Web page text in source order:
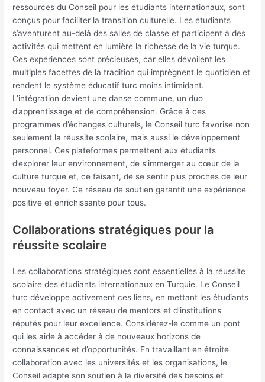
ressources du Conseil pour les étudiants internationaux, sont
conçus pour faciliter la transition culturelle. Les étudiants
s’aventurent au-delà des salles de classe et participent à des
activités qui mettent en lumière la richesse de la vie turque.
Ces expériences sont précieuses, car elles dévoilent les
multiples facettes de la tradition qui imprègnent le quotidien et
rendent le système éducatif turc moins intimidant.
L’intégration devient une danse commune, un duo
d’apprentissage et de compréhension. Grâce à ces
programmes d’échanges culturels, le Conseil turc favorise non
seulement la réussite scolaire, mais aussi le développement
personnel. Ces plateformes permettent aux étudiants
d’explorer leur environnement, de s’immerger au cœur de la
culture turque et, ce faisant, de se sentir plus proches de leur
nouveau foyer. Ce réseau de soutien garantit une expérience
positive et enrichissante pour tous.
Collaborations stratégiques pour la
réussite scolaire
Les collaborations stratégiques sont essentielles à la réussite
scolaire des étudiants internationaux en Turquie. Le Conseil
turc développe activement ces liens, en mettant les étudiants
en contact avec un réseau de mentors et d’institutions
réputés pour leur excellence. Considérez-le comme un pont
qui les aide à accéder à de nouveaux horizons de
connaissances et d’opportunités. En travaillant en étroite
collaboration avec les universités et les organisations, le
Conseil adapte son soutien à la diversité des besoins et